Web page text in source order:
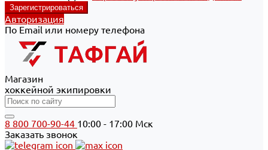
Авторизация
По Email или номеру телефона
Магазин
хоккейной экипировки
8 800 700-90-44 10:00 - 17:00 Мск
Заказать звонок